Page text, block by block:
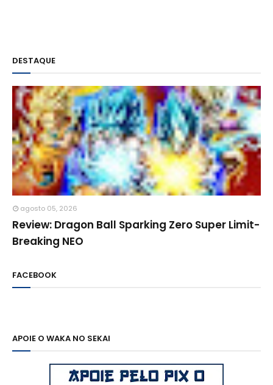
DESTAQUE
agosto 05, 2026
Review: Dragon Ball Sparking Zero Super Limit-
Breaking NEO
FACEBOOK
APOIE O WAKA NO SEKAI